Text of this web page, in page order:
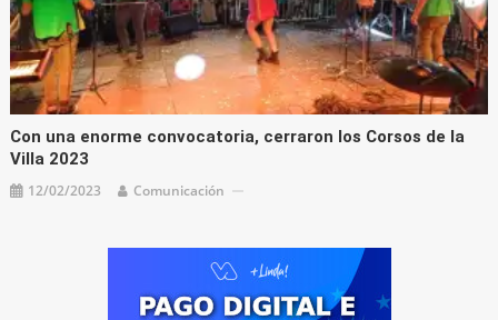
Con una enorme convocatoria, cerraron los Corsos de la
Villa 2023
12/02/2023 Comunicación